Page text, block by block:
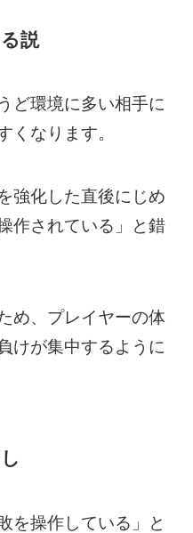
説
ど環境に多い相手に
くなります。
強化した直後にじめ
作されている」と錯
め、プレイヤーの体
けが集中するように
を操作している」と